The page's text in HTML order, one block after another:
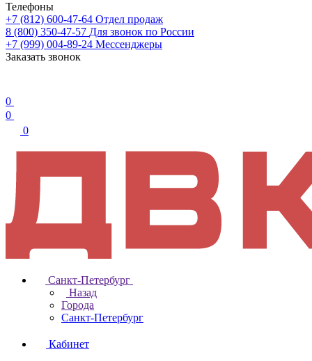
Телефоны
+7 (812) 600-47-64 Отдел продаж
8 (800) 350-47-57 Для звонок по России
+7 (999) 004-89-24 Мессенджеры
Заказать звонок
0
0
0
Санкт-Петербург
Назад
Города
Санкт-Петербург
Кабинет